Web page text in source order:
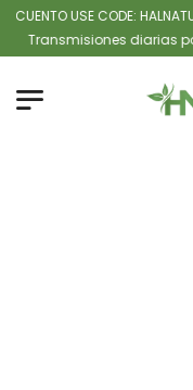
USE CODE: HALNATUR
diarias por TIK